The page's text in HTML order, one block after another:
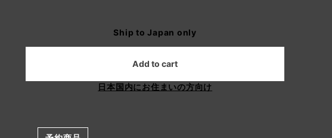
Ship to Japan only
Add to cart
日本国内にお住まいの方向け